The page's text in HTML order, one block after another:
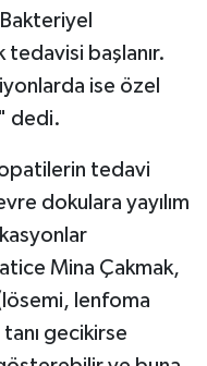
başlanır.
ise özel
dedi.
tedavi
dokulara yayılım
Mina Çakmak,
lenfoma
gecikirse